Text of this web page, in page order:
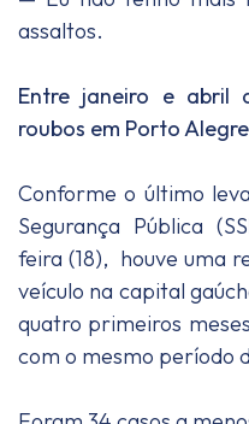
assaltos.
Entre janeiro e abril
roubos em Porto Alegre
Conforme o último
Segurança Pública
feira (18), houve uma
veículo na capital
quatro primeiros
com o mesmo período